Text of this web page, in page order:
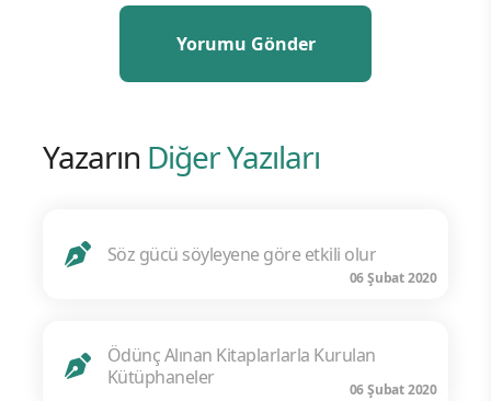
Yazarın Diğer Yazıları
Söz gücü söyleyene göre etkili olur
06 Şubat 2020
Ödünç Alınan Kitaplarlarla Kurulan
Kütüphaneler
06 Şubat 2020